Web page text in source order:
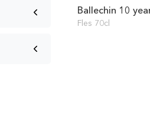
Ballechin 10
Fles 70cl